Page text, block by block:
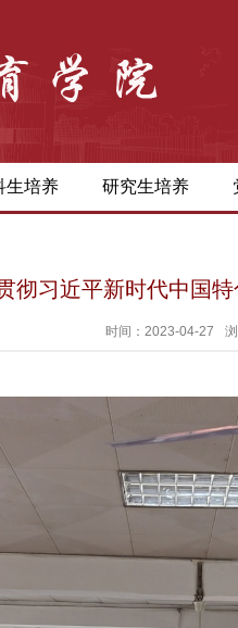
生培养 研究生培养
彻习近平新时代中国
时间：2023-04-27